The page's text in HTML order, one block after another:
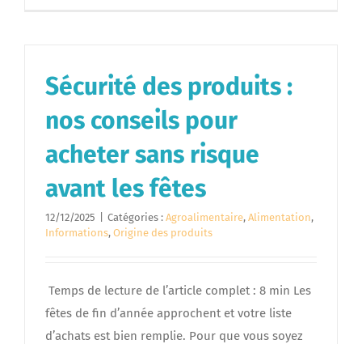
Sécurité des produits :
nos conseils pour
acheter sans risque
avant les fêtes
12/12/2025 Catégories : Agroalimentaire, Alimentation,
Informations, Origine des produits
Temps de lecture de l’article complet : 8 min Les
fêtes de fin d’année approchent et votre liste
d’achats est bien remplie. Pour que vous soyez